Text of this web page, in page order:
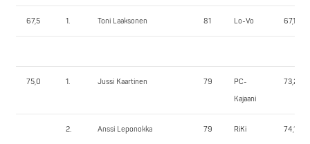
67,5 1. Toni Laaksonen 81 Lo-Vo 67,15
75,0 1. Jussi Kaartinen 79
PC-
Kajaani
73,25
2. Anssi Leponokka 79 RiKi 74,15